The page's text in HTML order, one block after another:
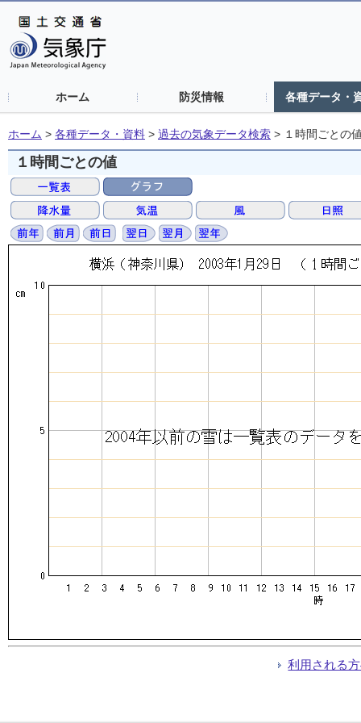
ホーム 防災情報 各種データ・
ホーム > 各種データ・資料 > 過去の気象データ検索 > １時間ごとの
１時間ごとの値
利用される